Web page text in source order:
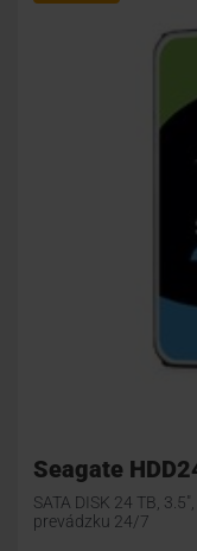
Seagate
SATA DISK 24 TB,
prevádzku 24/7